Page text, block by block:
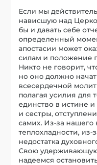
Если мы
нависшую над
бы и давать себе
определенный
апостасии может
силам и положение
Никто не говорит,
но оно должно
всесердечной
полагая усилия для
единство в истине
и сестры,
самих. Из-за нашего
теплохладности, из-
недостатка
Свою
надеемся